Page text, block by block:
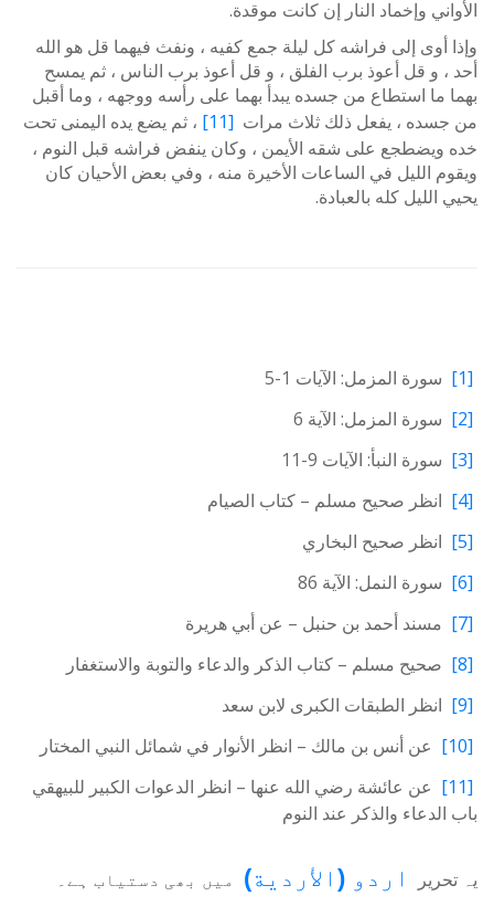
الأواني وإخماد النار إن كانت موقدة.
وإذا أوى إلى فراشه كل ليلة جمع كفيه ، ونفث فيهما قل هو الله
أحد ، و قل أعوذ برب الفلق ، و قل أعوذ برب الناس ، ثم يمسح
بهما ما استطاع من جسده يبدأ بهما على رأسه ووجهه ، وما أقبل
من جسده ، يفعل ذلك ثلاث مرات [11]
، ثم يضع يده اليمنى تحت
خده ويضطجع على شقه الأيمن ، وكان ينفض فراشه قبل النوم ،
ويقوم الليل في الساعات الأخيرة منه ، وفي بعض الأحيان كان
يحيي الليل كله بالعبادة.
[1]
سورة المزمل: الآيات 1-5
[2]
سورة المزمل: الآية 6
[3]
سورة النبأ: الآيات 9-11
[4]
انظر صحيح مسلم – كتاب الصيام
[5]
انظر صحيح البخاري
[6]
سورة النمل: الآية 86
[7]
مسند أحمد بن حنبل – عن أبي هريرة
[8]
صحيح مسلم – كتاب الذكر والدعاء والتوبة والاستغفار
[9]
انظر الطبقات الكبرى لابن سعد
[10]
عن أنس بن مالك – انظر الأنوار في شمائل النبي المختار
[11]
عن عائشة رضي الله عنها – انظر الدعوات الكبير للبيهقي
باب الدعاء والذكر عند النوم
یہ تحریر اردو ( الأردية) میں بھی دستیاب ہے۔